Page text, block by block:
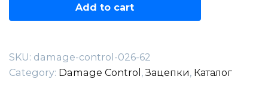
quantity
Add to cart
SKU: damage-control-026-62
Category: Damage Control,Зацепки, Каталог